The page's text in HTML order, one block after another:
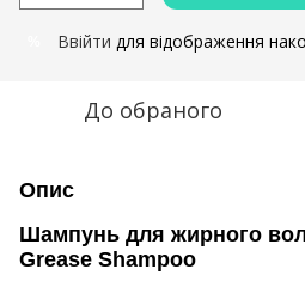
Ввійти для відображення
До обраного
Опис
Шампунь для жирного
Grease Shampoo